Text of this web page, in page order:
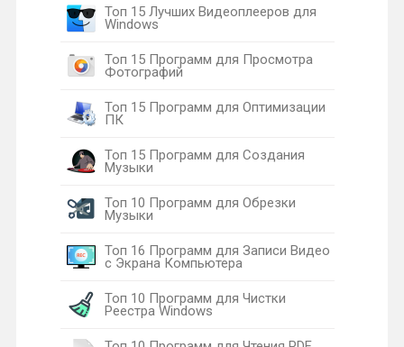
Топ 15 Лучших Видеоплееров для
Windows
Топ 15 Программ для Просмотра
Фотографий
Топ 15 Программ для Оптимизации
ПК
Топ 15 Программ для Создания
Музыки
Топ 10 Программ для Обрезки
Музыки
Топ 16 Программ для Записи Видео
с Экрана Компьютера
Топ 10 Программ для Чистки
Реестра Windows